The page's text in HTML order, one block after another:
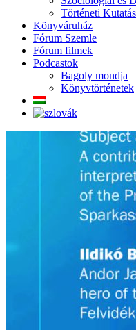
Történeti
Könyváruház
Fórum Szemle
Fórum filmek
Podcastok
Bagoly mondja
Könyvtörténetek